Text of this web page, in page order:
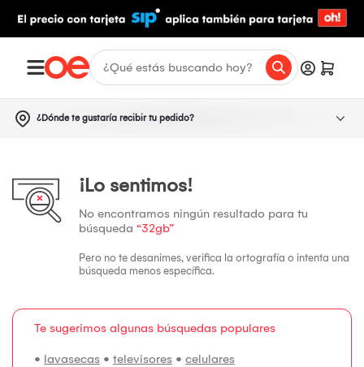
¿Dónde te gustaría recibir tu pedido?
¡Lo sentimos!
No encontramos ningún resultado para tu
búsqueda “32gb”
Pero no te desanimes, verifica la ortografía o intenta una
búsqueda menos específica.
Te sugerimos algunas búsquedas populares
• lavasecas • televisores • celulares